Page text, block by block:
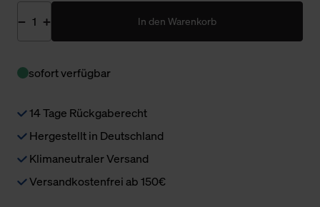
In den Warenkorb
sofort verfügbar
14 Tage Rückgaberecht
Hergestellt in Deutschland
Klimaneutraler Versand
Versandkostenfrei ab 150€